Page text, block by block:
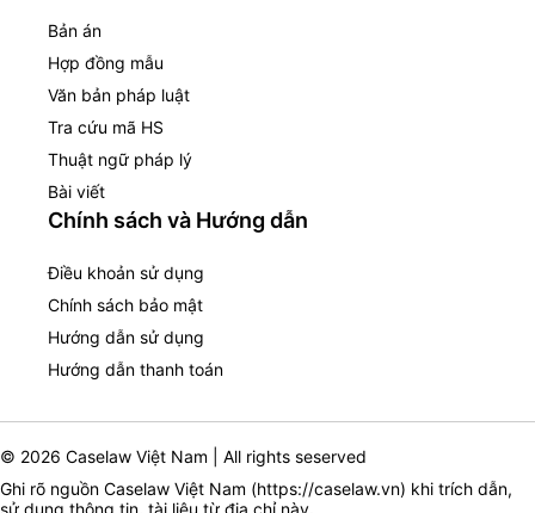
Bản án
Hợp đồng mẫu
Văn bản pháp luật
Tra cứu mã HS
Thuật ngữ pháp lý
Bài viết
Chính sách và Hướng dẫn
Điều khoản sử dụng
Chính sách bảo mật
Hướng dẫn sử dụng
Hướng dẫn thanh toán
© 2026 Caselaw Việt Nam | All rights seserved
Ghi rõ nguồn Caselaw Việt Nam (https://caselaw.vn) khi trích dẫn,
sử dụng thông tin, tài liệu từ địa chỉ này.